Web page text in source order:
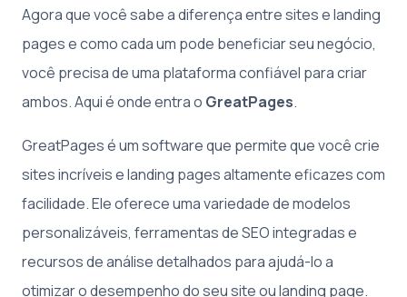
Agora que você sabe a diferença entre sites e landing
pages e como cada um pode beneficiar seu negócio,
você precisa de uma plataforma confiável para criar
ambos. Aqui é onde entra o GreatPages.
GreatPages é um software que permite que você crie
sites incríveis e landing pages altamente eficazes com
facilidade. Ele oferece uma variedade de modelos
personalizáveis, ferramentas de SEO integradas e
recursos de análise detalhados para ajudá-lo a
otimizar o desempenho do seu site ou landing page.